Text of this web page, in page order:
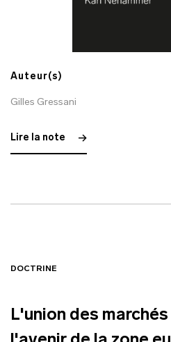
Auteur(s)
Gilles Gressani
Lire la note
DOCTRINE
L'union des